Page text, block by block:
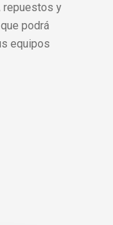
repuestos y
podrá
equipos